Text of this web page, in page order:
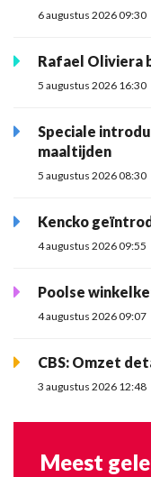
6 augustus 2026 09:30
Rafael Oliviera
5 augustus 2026 16:30
Speciale
maaltijden
5 augustus 2026 08:30
Kencko
4 augustus 2026 09:55
Poolse
4 augustus 2026 09:07
CBS: Omzet
3 augustus 2026 12:48
Meest